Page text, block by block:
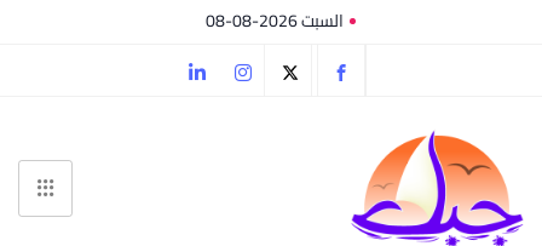
السبت 2026-08-08